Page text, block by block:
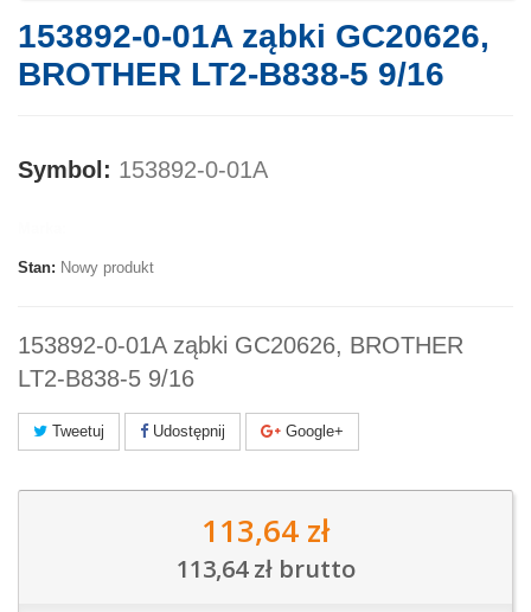
153892-0-01A ząbki GC20626,
BROTHER LT2-B838-5 9/16
Symbol: 153892-0-01A
Stan: Nowy produkt
153892-0-01A ząbki GC20626, BROTHER
LT2-B838-5 9/16
Tweetuj Udostępnij Google+
113,64 zł
113,64 złbrutto